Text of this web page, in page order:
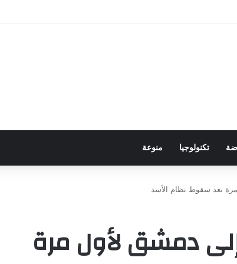
الدورات
تكنولوجيا منوعة
بعد سقوط نظام الأسد
إلى دمشق لأول مرة